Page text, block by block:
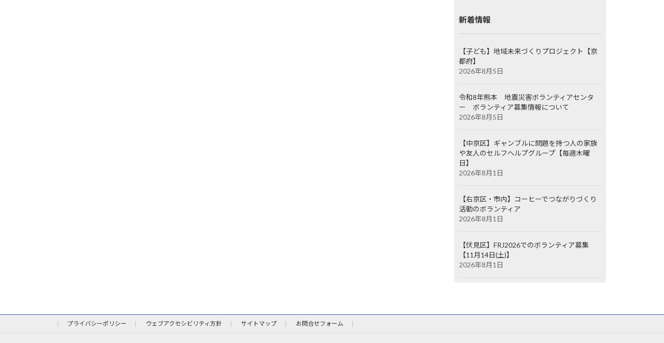
新着情報
【子ども】地域未来づくりプロジェクト【京
都府】
2026年8月5日
令和8年熊本 地震災害ボランティアセンタ
ー ボランティア募集情報について
2026年8月5日
【中京区】ギャンブルに問題を持つ人の家族
や友人のセルフヘルプグループ【毎週木曜
日】
2026年8月1日
【右京区・市内】コーヒーでつながりづくり
活動のボランティア
2026年8月1日
【伏見区】FRJ2026でのボランティア募集
【11月14日(土)】
2026年8月1日
プライバシーポリシー ウェブアクセシビリティ方針 サイトマップ お問合せフォーム